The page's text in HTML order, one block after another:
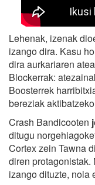
Lehenak, izenak
izango dira. Kasu
dira aurkariaren
Blockerrak:
Boosterrek
bereziak
Crash Bandicooten
ditugu
Cortex zein Tawna
diren protagonistak.
izango dituzte, nola